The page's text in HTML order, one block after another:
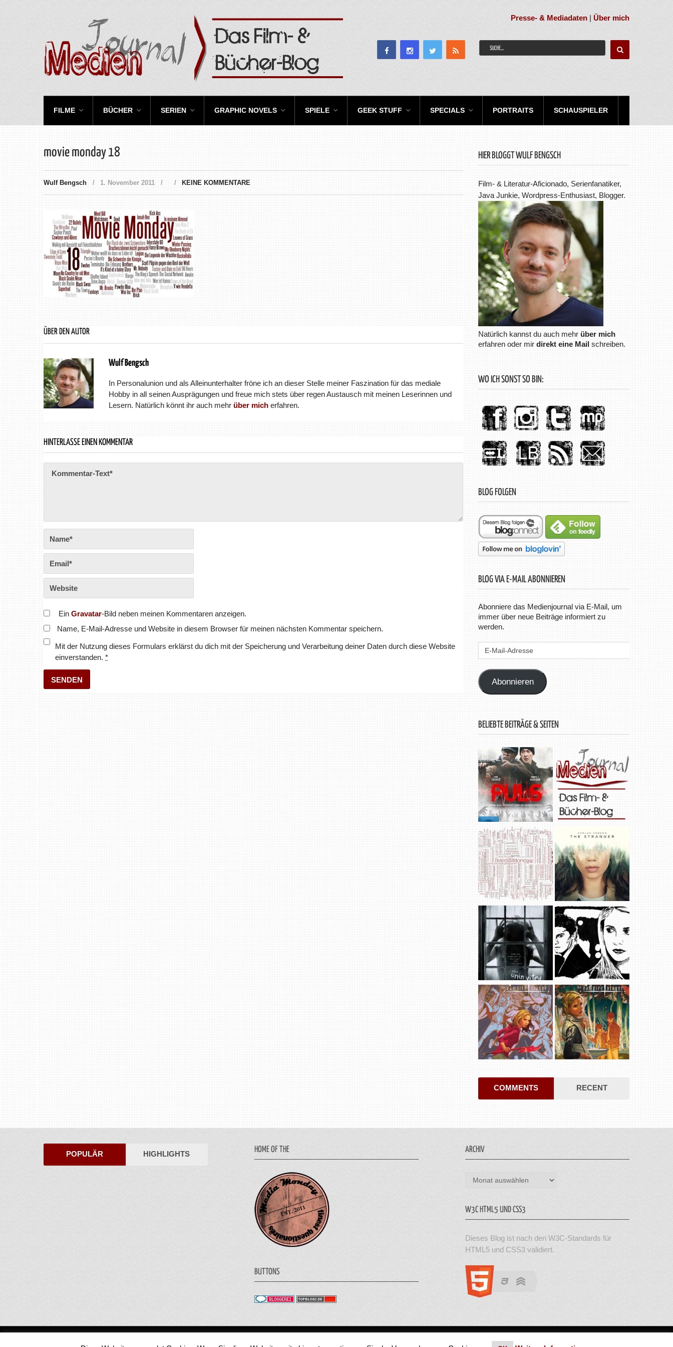
Presse- & Mediadaten |Über mich
FILME BÜCHER SERIEN GRAPHIC NOVELS SPIELE GEEK STUFF SPECIALS PORTRAITS SCHAUSPIELER
movie monday 18
Wulf Bengsch 1. November 2011 KEINE KOMMENTARE
ÜBER DEN AUTOR
Wulf Bengsch
In Personalunion und als Alleinunterhalter fröne ich an dieser Stelle meiner Faszination für das mediale
Hobby in all seinen Ausprägungen und freue mich stets über regen Austausch mit meinen Leserinnen und
Lesern. Natürlich könnt ihr auch mehr über mich erfahren.
HINTERLASSE EINEN KOMMENTAR
EinGravatar-Bild neben meinen Kommentaren anzeigen.
Name, E-Mail-Adresse und Website in diesem Browser für meinen nächsten Kommentar speichern.
Mit der Nutzung dieses Formulars erklärst du dich mit der Speicherung und Verarbeitung deiner Daten durch diese Website
einverstanden. *
HIER BLOGGT WULF BENGSCH
Film- & Literatur-Aficionado, Serienfanatiker,
Java Junkie, Wordpress-Enthusiast, Blogger.
Natürlich kannst du auch mehr über mich
erfahren oder mirdirekt eine Mail schreiben.
WO ICH SONST SO BIN:
BLOG FOLGEN
BLOG VIA E-MAIL ABONNIEREN
Abonniere das Medienjournal via E-Mail, um
immer über neue Beiträge informiert zu
werden.
E-
Abonnieren
BELIEBTE BEITRÄGE & SEITEN
COMMENTS RECENT
POPULÄR HIGHLIGHTS HOME OF THE
BUTTONS
ARCHIV
Archiv
W3C HTML5 UND CSS3
Dieses Blog ist nach den W3C-Standards für
HTML5 und CSS3 validiert.
Medienjournal Copyright © 2026. © 2011 - 2018 Medienjournal. Alle Rechte vorbehalten. Theme von MyThemeShop. Impressum